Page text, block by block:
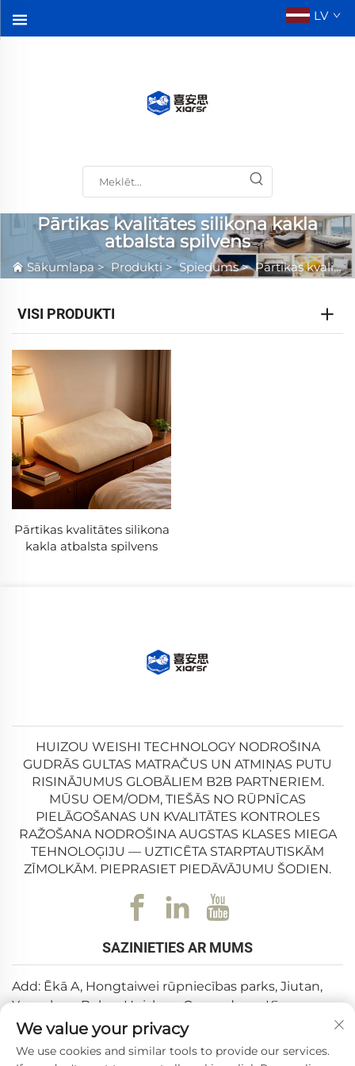
LV
Pārtikas kvalitātes silikona kakla
atbalsta spilvens
Sākumlapa> Produkti >Spiedums>Pārtikas kvalitātes silikona kakla atbalsta spilvens
VISI PRODUKTI
Pārtikas kvalitātes silikona
kakla atbalsta spilvens
HUIZOU WEISHI TECHNOLOGY NODROŠINA
GUDRĀS GULTAS MATRAČUS UN ATMIŅAS PUTU
RISINĀJUMUS GLOBĀLIEM B2B PARTNERIEM.
MŪSU OEM/ODM, TIEŠĀS NO RŪPNĪCAS
PIELĀGOŠANAS UN KVALITĀTES KONTROLES
RAŽOŠANA NODROŠINA AUGSTAS KLASES MIEGA
TEHNOLOĢIJU — UZTICĒTA STARPTAUTISKĀM
ZĪMOLKĀM. PIEPRASIET PIEDĀVĀJUMU ŠODIEN.
SAZINIETIES AR MUMS
Add: Ēkā A, Hongtaiwei rūpniecības parks, Jiutan,
Yuanzhou, Boluo, Huizhou, Guangdong, Ķīna
E-pasts:[email protected]
Tālrunis:+86-0752-6688646
We value your privacy
We use cookies and similar tools to provide our services.